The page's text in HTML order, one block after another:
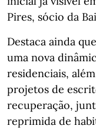
Pires, sócio da
Destaca ainda
uma nova
residenciais,
projetos de
recuperação,
reprimida de